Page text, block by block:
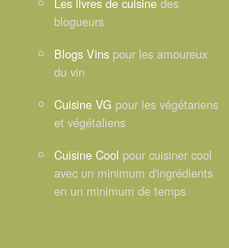
blogueurs
Blogs Vins pour les amoureux
du vin
Cuisine VG pour les végétariens
et végétaliens
Cuisine Cool pour cuisiner cool
avec un minimum d'ingrédients
en un minimum de temps